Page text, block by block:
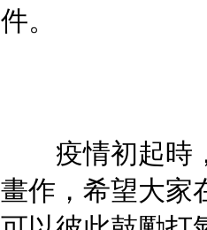
件。
疫情初起時，
畫作，希望大家